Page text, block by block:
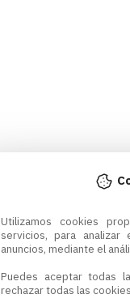
Utilizamos cookies
servicios, para
anuncios, mediante el
Puedes aceptar todas
rechazar todas las